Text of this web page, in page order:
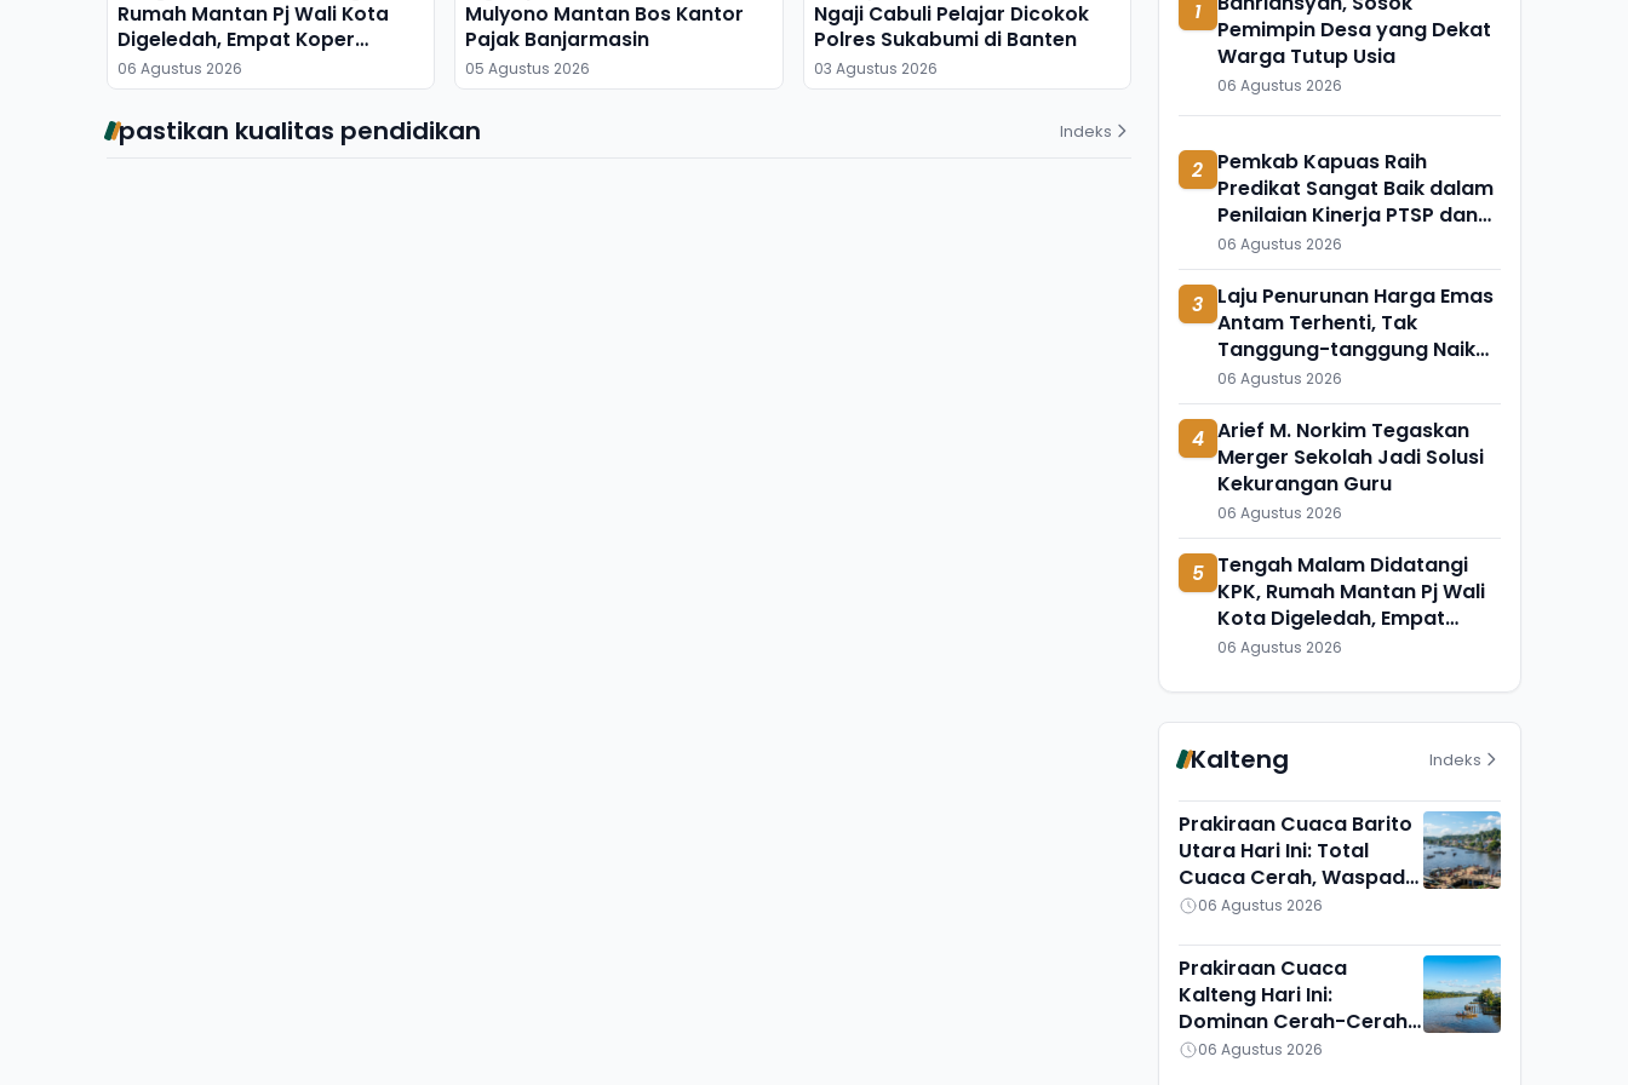
Rumah Mantan Pj Wali Kota
Digeledah, Empat Koper
Dibawa
06 Agustus 2026
Mulyono Mantan Bos Kantor
Pajak Banjarmasin
05 Agustus 2026
Ngaji Cabuli Pelajar Dicokok
Polres Sukabumi di Banten
03 Agustus 2026
Meninggal Mendadak, Ada
31 Juli 2026
pastikan kualitas pendidikan Indeks
1
Pemimpin Desa yang Dekat
Warga Tutup Usia
06 Agustus 2026
2 Pemkab Kapuas Raih
Predikat Sangat Baik dalam
Penilaian Kinerja PTSP dan
Percepatan Berusaha 2026
06 Agustus 2026
3 Laju Penurunan Harga Emas
Antam Terhenti, Tak
Tanggung-tanggung Naik
Rp50 Ribu Per Gram
06 Agustus 2026
4 Arief M. Norkim Tegaskan
Merger Sekolah Jadi Solusi
Kekurangan Guru
06 Agustus 2026
5 Tengah Malam Didatangi
KPK, Rumah Mantan Pj Wali
Kota Digeledah, Empat
Koper Dibawa
06 Agustus 2026
Kalteng Indeks
Prakiraan Cuaca Barito
Utara Hari Ini: Total
Cuaca Cerah, Waspadai
Munculnya Titik Api
06 Agustus 2026
Prakiraan Cuaca
Kalteng Hari Ini:
Dominan Cerah-Cerah
Berawan, Gunung Mas
06 Agustus 2026